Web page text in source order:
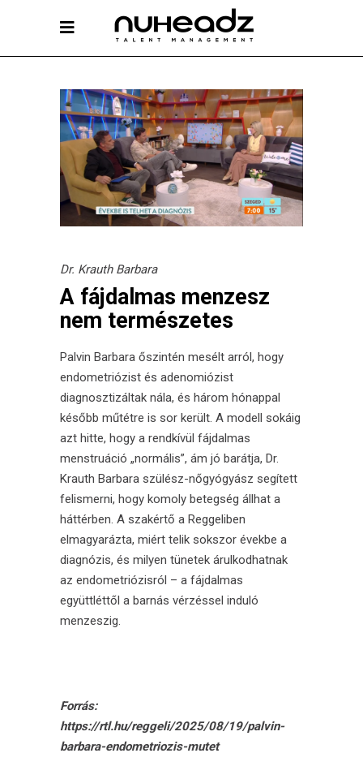
Dr. Krauth Barbara
A fájdalmas menzesz
nem természetes
Palvin Barbara őszintén mesélt arról, hogy
endometriózist és adenomiózist
diagnosztizáltak nála, és három hónappal
később műtétre is sor került. A modell sokáig
azt hitte, hogy a rendkívül fájdalmas
menstruáció „normális”, ám jó barátja, Dr.
Krauth Barbara szülész-nőgyógyász segített
felismerni, hogy komoly betegség állhat a
háttérben. A szakértő a Reggeliben
elmagyarázta, miért telik sokszor évekbe a
diagnózis, és milyen tünetek árulkodhatnak
az endometriózisról – a fájdalmas
együttléttől a barnás vérzéssel induló
menzeszig.
Forrás:
https://rtl.hu/reggeli/2025/08/19/palvin-
barbara-endometriozis-mutet